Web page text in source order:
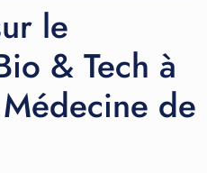
le
& Tech à
de